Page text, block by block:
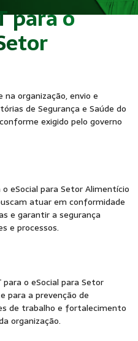
para o
na organização, envio e
de Segurança e Saúde do
exigido pelo governo
eSocial para Setor Alimentício
atuar em conformidade
e garantir a segurança
e processos.
o eSocial para Setor
para a prevenção de
de trabalho e fortalecimento
organização.